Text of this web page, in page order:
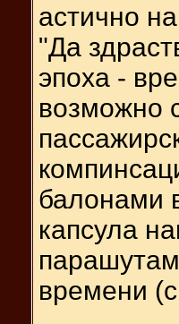
астично
"Да
эпоха -
возможно
балонами
капсула
времени